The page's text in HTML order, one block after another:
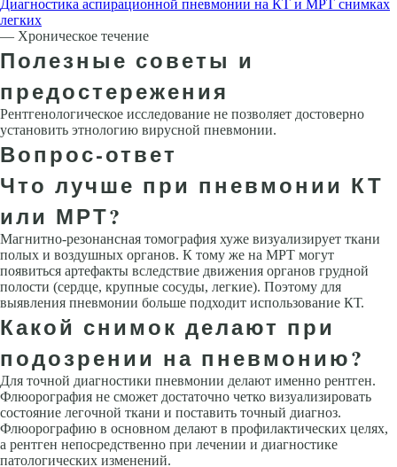
Диагностика аспирационной пневмонии на КТ и МРТ снимках
легких
— Хроническое течение
Полезные советы и
предостережения
Рентгенологическое исследование не позволяет достоверно
установить этно­логию вирусной пневмонии.
Вопрос-ответ
Что лучше при пневмонии КТ
или МРТ?
Магнитно-резонансная томография хуже визуализирует ткани
полых и воздушных органов. К тому же на МРТ могут
появиться артефакты вследствие движения органов грудной
полости (сердце, крупные сосуды, легкие). Поэтому для
выявления пневмонии больше подходит использование КТ.
Какой снимок делают при
подозрении на пневмонию?
Для точной диагностики пневмонии делают именно рентген.
Флюорография не сможет достаточно четко визуализировать
состояние легочной ткани и поставить точный диагноз.
Флюорографию в основном делают в профилактических целях,
а рентген непосредственно при лечении и диагностике
патологических изменений.